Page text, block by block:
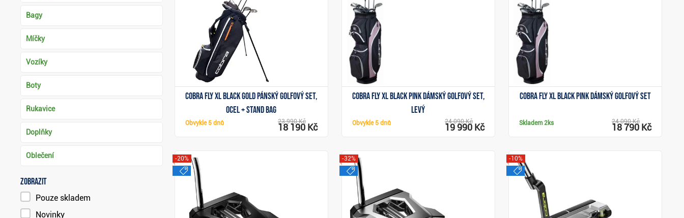
Cobra Fly XL Black Gold pánský golfový set,
ocel + stand bag
Obvykle 5 dnů 23 990 Kč
18 190 Kč
Zobrazit
Cobra Fly XL Black Pink dámský golfový set,
levý
Obvykle 5 dnů 24 090 Kč
19 990 Kč
Cobra Fly XL Black Pink dámský golfový set
Skladem2ks 24 090 Kč
18 790 Kč
-20%
výprodej
-32% -10%
Bagy
Míčky
Vozíky
Boty
Rukavice
Doplňky
Oblečení
Zobrazit
Pouze skladem
Novinky